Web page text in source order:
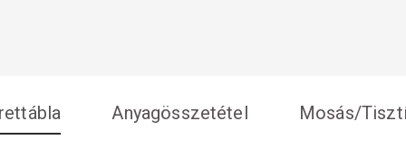
Anyagösszetétel Mosás/